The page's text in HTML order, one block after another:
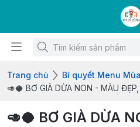
Trang chủ
Bí quyết Menu
🥑🥥 BƠ GIÀ DỪA NON - MÀU
🥑🥥 BƠ GIÀ DỪA